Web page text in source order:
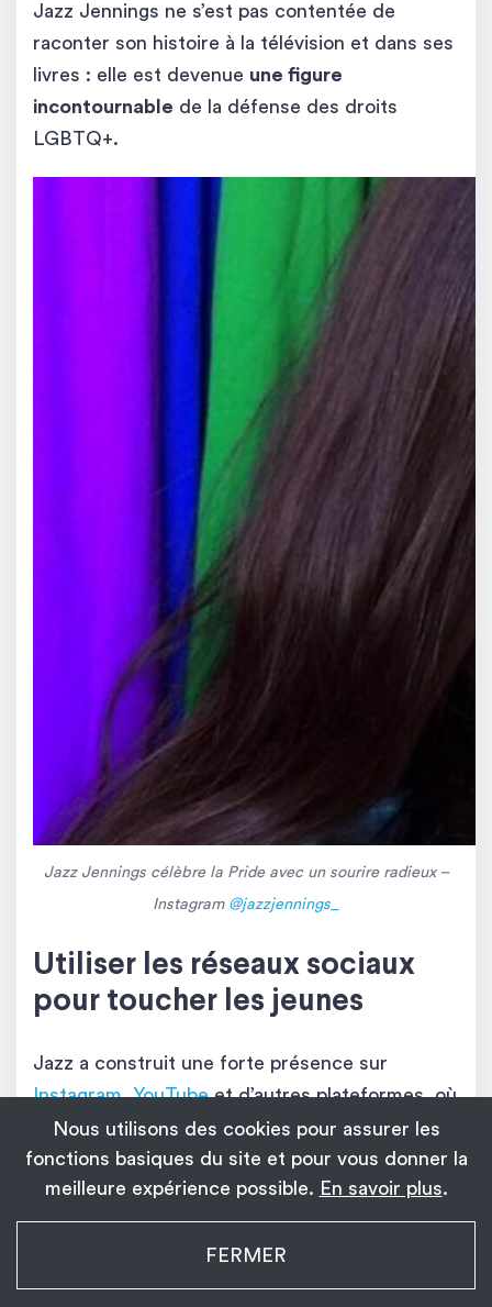
Jazz Jennings ne s’est pas contentée de
raconter son histoire à la télévision et dans ses
livres : elle est devenue une figure
incontournable de la défense des droits
LGBTQ+.
Jazz Jennings célèbre la Pride avec un sourire radieux–
Instagram @jazzjennings_
Utiliser les réseaux sociaux
pour toucher les jeunes
Jazz a construit une forte présence sur
Instagram,YouTubeet d’autres plateformes, où
elle partagedes moments de sa vie, ses
engagements, et des messages positifssur
l’acceptation de soi.
Ses publications, allant des étapes personnelles
Nous utilisons des cookies pour assurer les
fonctions basiques du site et pour vous donner la
meilleure expérience possible. En savoir plus.
FERMER
Installez l’application !